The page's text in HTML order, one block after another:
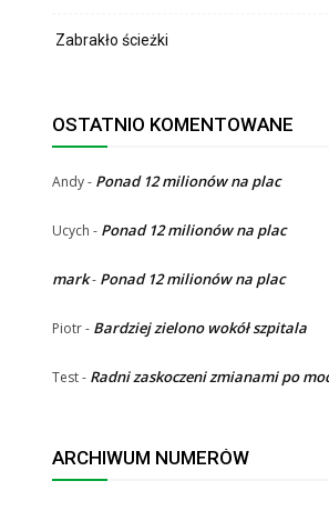
Zabrakło ścieżki
OSTATNIO KOMENTOWANE
Andy- Ponad 12 milionów na plac
Ucych - Ponad 12 milionów na plac
mark- Ponad 12 milionów na plac
Piotr- Bardziej zielono wokół szpitala
Test- Radni zaskoczeni zmianami po
ARCHIWUM NUMERÓW